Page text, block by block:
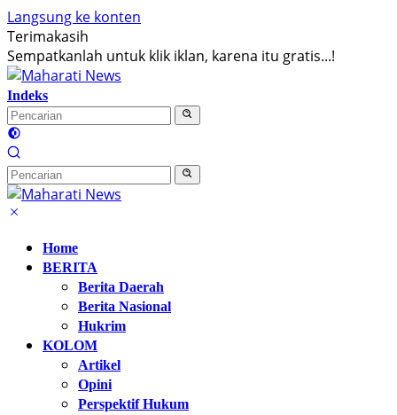
Langsung ke konten
Terimakasih
Sempatkanlah untuk klik iklan, karena itu gratis...!
Indeks
Home
BERITA
Berita Daerah
Berita Nasional
Hukrim
KOLOM
Artikel
Opini
Perspektif Hukum